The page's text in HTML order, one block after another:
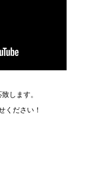
します。
ください！